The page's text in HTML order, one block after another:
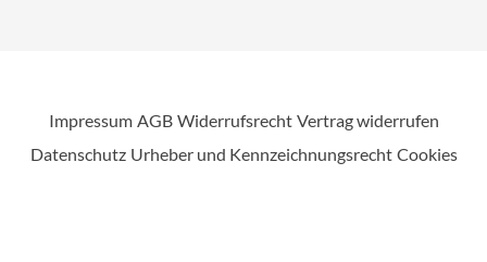
Impressum AGB Widerrufsrecht Vertrag widerrufen
Datenschutz Urheber und Kennzeichnungsrecht Cookies